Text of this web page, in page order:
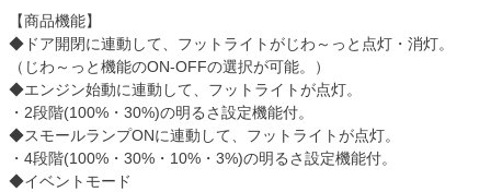
【商品機能】
◆ドア開閉に連動して、フットライトがじわ～っと点灯・消灯。
（じわ～っと機能のON-OFFの選択が可能。）
◆エンジン始動に連動して、フットライトが点灯。
・2段階(100%・30%)の明るさ設定機能付。
◆スモールランプONに連動して、フットライトが点灯。
・4段階(100%・30%・10%・3%)の明るさ設定機能付。
◆イベントモード